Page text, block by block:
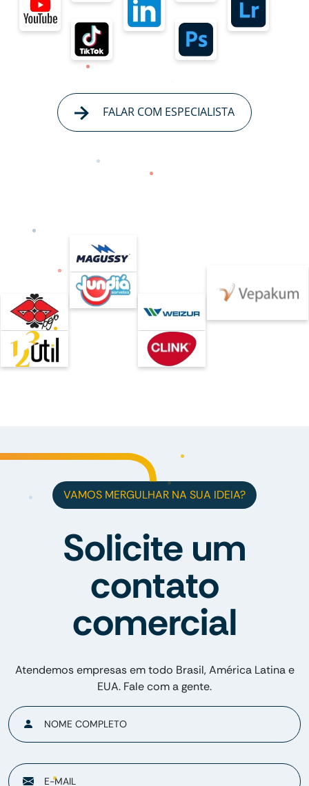
FALAR COM ESPECIALISTA
VAMOS MERGULHAR NA SUA IDEIA?
Solicite um
contato
comercial
Atendemos empresas em todo Brasil, América Latina e
EUA. Fale com a gente.
NOME COMPLETO
E-MAIL